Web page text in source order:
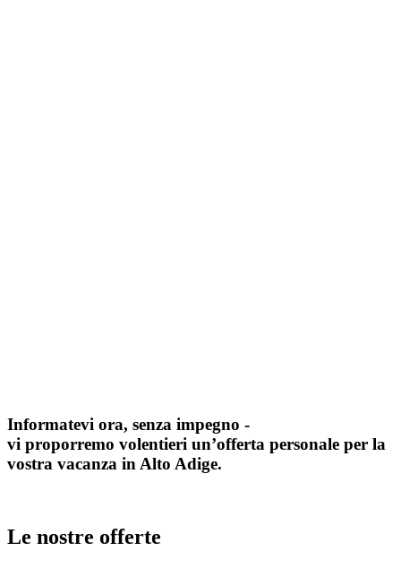
Informatevi ora, senza impegno -
vi proporremo volentieri un’offerta personale per la
vostra vacanza in Alto Adige.
Le nostre offerte